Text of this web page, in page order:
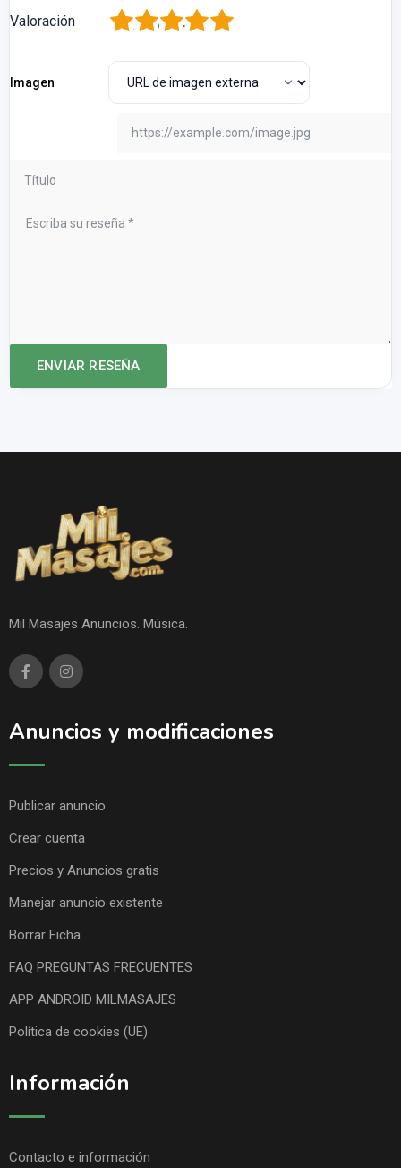
Valoración 5
4
3
2
Imagen
Mil Masajes Anuncios. Música.
Anuncios y modificaciones
Publicar anuncio
Crear cuenta
Precios y Anuncios gratis
Manejar anuncio existente
Borrar Ficha
FAQ PREGUNTAS FRECUENTES
APP ANDROID MILMASAJES
Política de cookies (UE)
Información
Contacto e información